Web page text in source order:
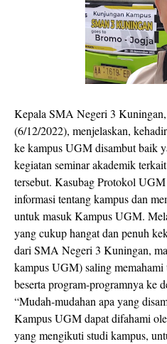
Kepala SMA Negeri 3
(6/12/2022), menjelaskan,
ke kampus UGM disambut baik
kegiatan seminar akademik
tersebut. Kasubag Protokol
informasi tentang kampus dan
untuk masuk Kampus UGM.
yang cukup hangat dan penuh
dari SMA Negeri 3 Kuningan,
kampus UGM) saling memahami
beserta program-programnya ke
“Mudah-mudahan apa yang
Kampus UGM dapat difahami
yang mengikuti studi kampus,